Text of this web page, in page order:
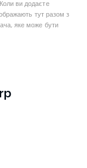
ви додаєте
тут разом з
яке може бути